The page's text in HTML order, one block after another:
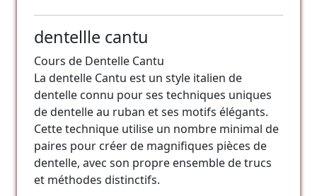
dentellle cantu
Cours de Dentelle Cantu
La dentelle Cantu est un style italien de
dentelle connu pour ses techniques uniques
de dentelle au ruban et ses motifs élégants.
Cette technique utilise un nombre minimal de
paires pour créer de magnifiques pièces de
dentelle, avec son propre ensemble de trucs
et méthodes distinctifs.